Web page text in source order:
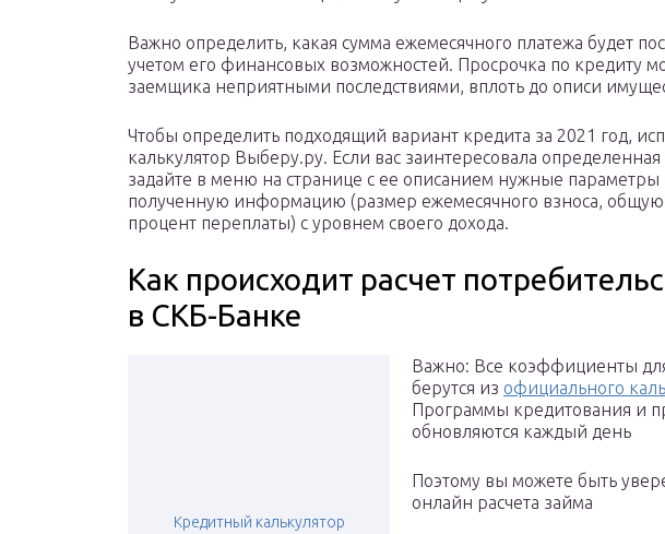
Важно определить, какая сумма ежемесячного платежа будет
учетом его финансовых возможностей. Просрочка по кредиту
заемщика неприятными последствиями, вплоть до описи
Чтобы определить подходящий вариант кредита за 2021 год,
калькулятор Выберу.ру. Если вас заинтересовала
задайте в меню на странице с ее описанием нужные параметры
полученную информацию (размер ежемесячного взноса, общую
процент переплаты) с уровнем своего дохода.
Как происходит расчет
в СКБ-Банке
Кредитный калькулятор
Важно: Все коэффициенты
берутся из официального
Программы кредитования и
обновляются каждый день
Поэтому вы можете быть
онлайн расчета займа